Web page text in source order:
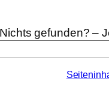
Nichts gefunden? –